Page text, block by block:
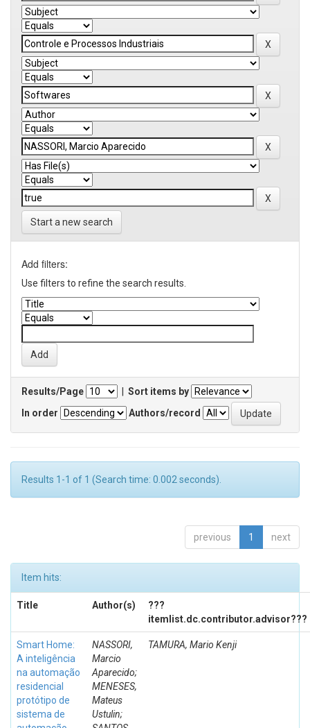
Start a new search
Add filters:
Use filters to refine the search results.
Results/Page
Sort items by
In order
Authors/record
Results 1-1 of 1 (Search time: 0.002 seconds).
previous 1 next
Item hits:
Title Author(s)
???
itemlist.dc.contributor.advisor???
Smart Home:
A inteligência
na automação
residencial
protótipo de
sistema de
NASSORI,
Marcio
Aparecido;
MENESES,
Mateus
Ustulin;
TAMURA, Mario Kenji